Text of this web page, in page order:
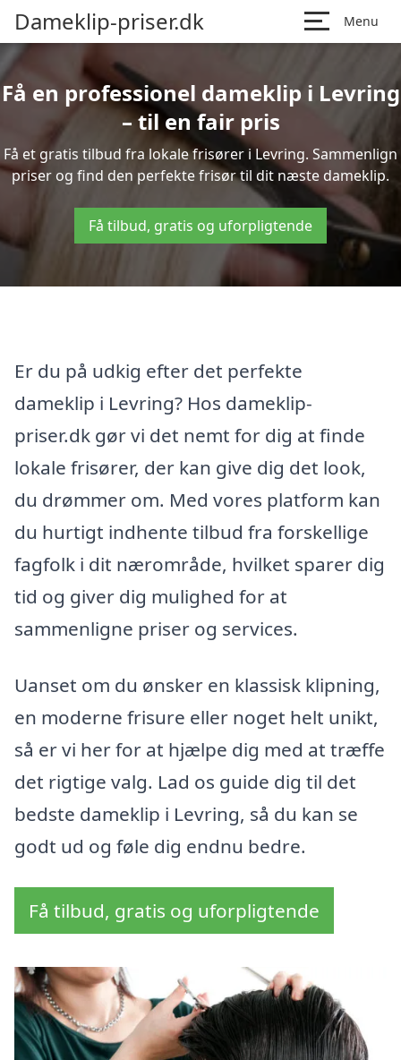
Dameklip-priser.dk Menu
Få en professionel dameklip i Levring
– til en fair pris
Få et gratis tilbud fra lokale frisører i Levring. Sammenlign
priser og find den perfekte frisør til dit næste dameklip.
Få tilbud, gratis og uforpligtende
Er du på udkig efter det perfekte
dameklip i Levring? Hos dameklip-
priser.dk gør vi det nemt for dig at finde
lokale frisører, der kan give dig det look,
du drømmer om. Med vores platform kan
du hurtigt indhente tilbud fra forskellige
fagfolk i dit nærområde, hvilket sparer dig
tid og giver dig mulighed for at
sammenligne priser og services.
Uanset om du ønsker en klassisk klipning,
en moderne frisure eller noget helt unikt,
så er vi her for at hjælpe dig med at træffe
det rigtige valg. Lad os guide dig til det
bedste dameklip i Levring, så du kan se
godt ud og føle dig endnu bedre.
Få tilbud, gratis og uforpligtende